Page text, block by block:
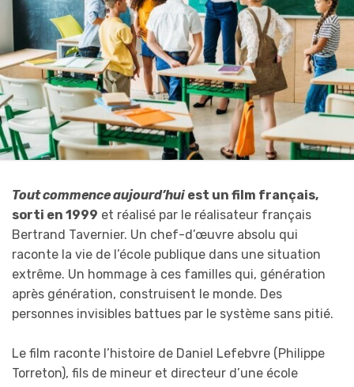
Tout commence aujourd’hui est un film français,
sorti en 1999 et réalisé par le réalisateur français
Bertrand Tavernier. Un chef-d’œuvre absolu qui
raconte la vie de l’école publique dans une situation
extrême. Un hommage à ces familles qui, génération
après génération, construisent le monde. Des
personnes invisibles battues par le système sans pitié.
Le film raconte l’histoire de Daniel Lefebvre (Philippe
Torreton), fils de mineur et directeur d’une école